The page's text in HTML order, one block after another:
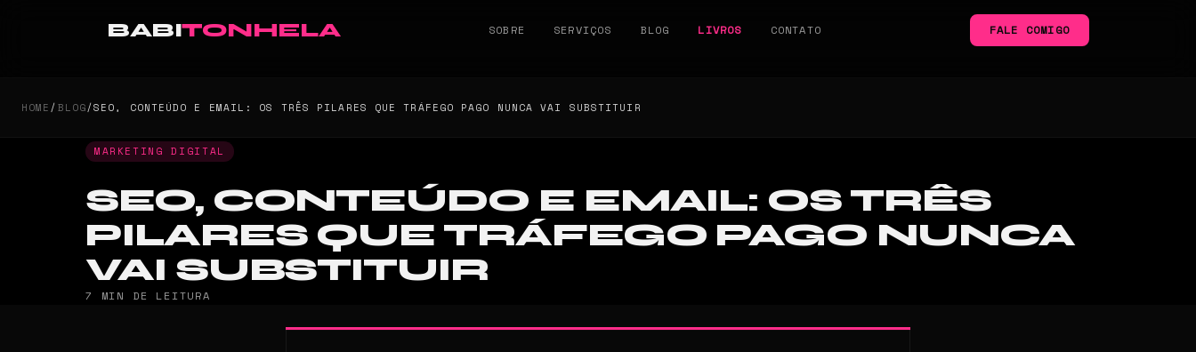
BABITONHELA SOBRE SERVIÇOS BLOG LIVROS CONTATO FALE COMIGO
HOME/BLOG/SEO, CONTEÚDO E EMAIL: OS TRÊS PILARES QUE TRÁFEGO PAGO NUNCA VAI SUBSTITUIR
MARKETING DIGITAL
SEO, CONTEÚDO E EMAIL: OS TRÊS
PILARES QUE TRÁFEGO PAGO NUNCA
VAI SUBSTITUIR
7 MIN DE LEITURA